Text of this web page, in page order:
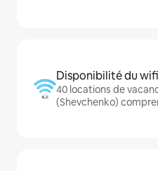
Disponibilité du wifi
40 locations de
(Shevchenko)